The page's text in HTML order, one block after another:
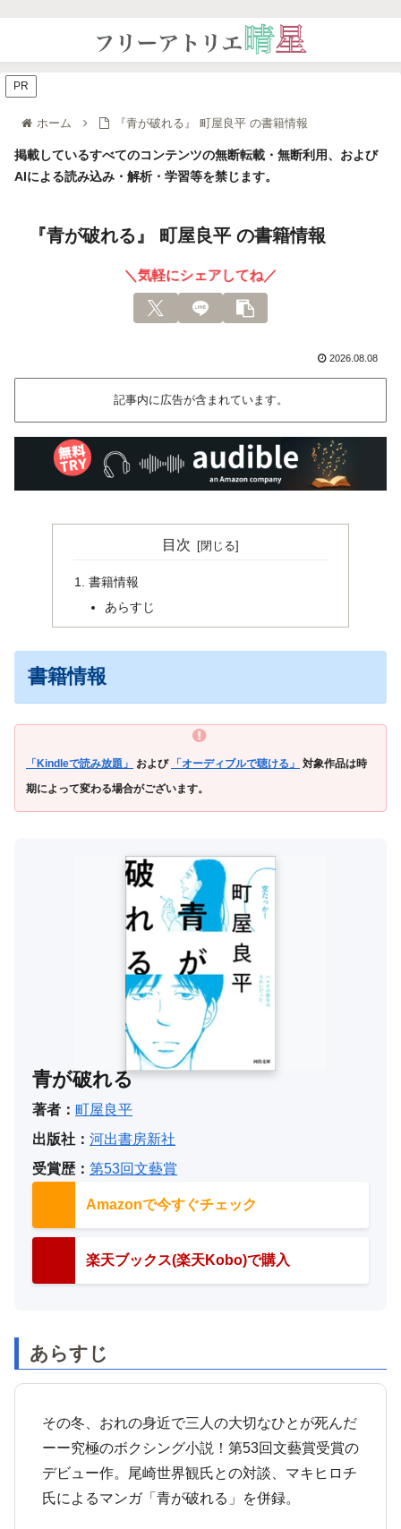
ホーム 『青が破れる』 町屋良平 の書籍情報
掲載しているすべてのコンテンツの無断転載・無断利用、および
AIによる読み込み・解析・学習等を禁じます。
『青が破れる』 町屋良平 の書籍情報
＼気軽にシェアしてね／
2026.08.08
記事内に広告が含まれています。
PR
目次
書籍情報
あらすじ
書籍情報
「Kindleで読み放題」 および 「オーディブルで聴ける」
対象作品は時
期によって変わる場合がございます。
青が破れる
著者： 町屋良平
出版社： 河出書房新社
受賞歴： 第53回文藝賞
Amazonで今すぐチェック
楽天ブックス(楽天Kobo)で購入
あらすじ
その冬、おれの身近で三人の大切なひとが死んだ
ーー究極のボクシング小説！第53回文藝賞受賞の
デビュー作。尾崎世界観氏との対談、マキヒロチ
氏によるマンガ「青が破れる」を併録。